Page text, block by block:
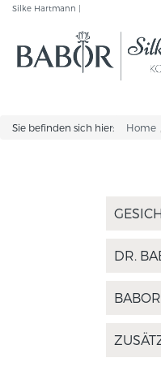
Silke Hartmann |
Sie befinden sich hier: Home
DR.